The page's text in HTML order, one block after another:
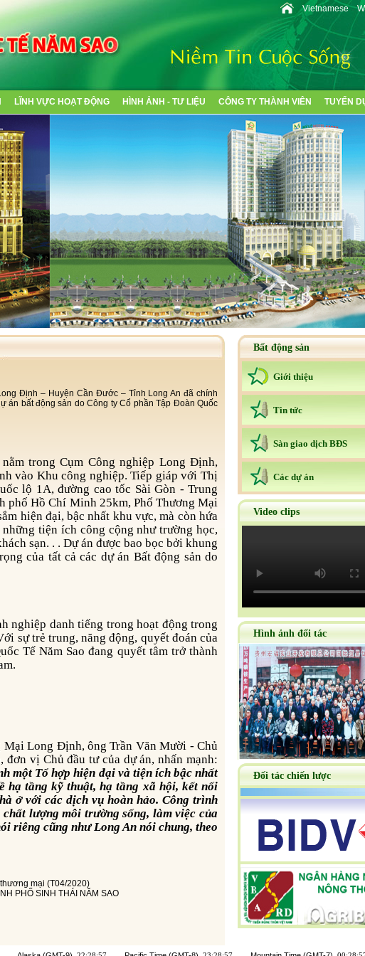
Vietnamese
LĨNH VỰC HOẠT ĐỘNG HÌNH ẢNH - TƯ LIỆU CÔNG TY THÀNH VIÊN TUYỂN
Định – Huyện Cần Đước – Tỉnh Long An đã chính
án bất động sản do Công ty Cổ phần Tập Đoàn Quốc
vào Khu công nghiệp. Tiếp giáp với Thị
lộ 1A, đường cao tốc Sài Gòn - Trung
phố Hồ Chí Minh 25km, Phố Thương Mại
hiện đại, bậc nhất khu vực, mà còn hứa
tiện ích công cộng như trường học,
sạn. . . Dự án được bao bọc bởi khung
của tất cả các dự án Bất động sản do
nghiệp danh tiếng trong hoạt động trong
sự trẻ trung, năng động, quyết đoán của
Tế Năm Sao đang quyết tâm trở thành
vị Chủ đầu tư của dự án, nhấn mạnh:
một Tổ hợp hiện đại và tiện ích bậc nhất
hạ tầng kỹ thuật, hạ tầng xã hội, kết nối
ở với các dịch vụ hoàn hảo. Công trình
lượng môi trường sống, làm việc của
riêng cũng như Long An nói chung, theo
mại (T04/2020)
PHỐ SINH THÁI NĂM SAO
Bất động sản
Giới thiệu
Tin tức
Sàn giao dịch BÐS
Các dự án
Video clips
Hình ảnh đối tác
Đối tác chiến lược